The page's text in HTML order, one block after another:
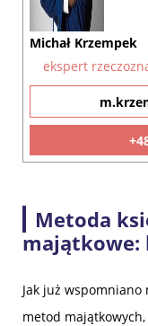
Michał Krzempek
ekspert
Metoda
majątkowe:
Jak już
metod